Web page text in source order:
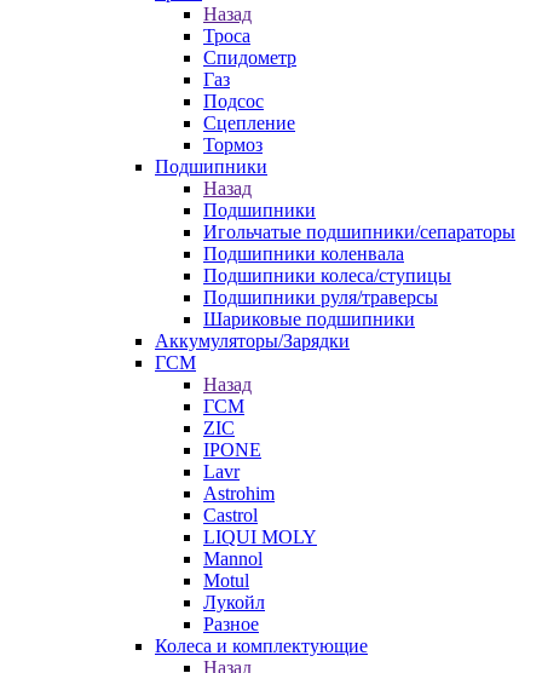
Назад
Троса
Спидометр
Газ
Подсос
Сцепление
Тормоз
Подшипники
Назад
Подшипники
Игольчатые подшипники/сепараторы
Подшипники коленвала
Подшипники колеса/ступицы
Подшипники руля/траверсы
Шариковые подшипники
Аккумуляторы/Зарядки
ГСМ
Назад
ГСМ
ZIC
IPONE
Lavr
Astrohim
Castrol
LIQUI MOLY
Mannol
Motul
Лукойл
Разное
Колеса и комплектующие
Назад